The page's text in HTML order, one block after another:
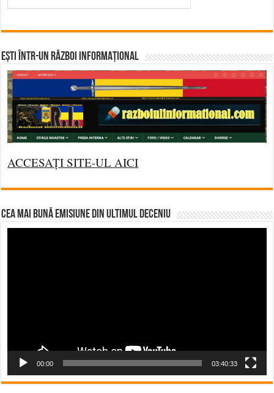
Ești într-un RĂZBOI INFORMAȚIONAL
ACCESAȚI SITE-UL AICI
CEA MAI BUNĂ EMISIUNE DIN ULTIMUL DECENIU
00:00 03:40:33